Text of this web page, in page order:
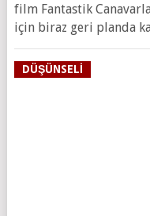
film Fantastik
için biraz geri planda
DÜŞÜNSELI